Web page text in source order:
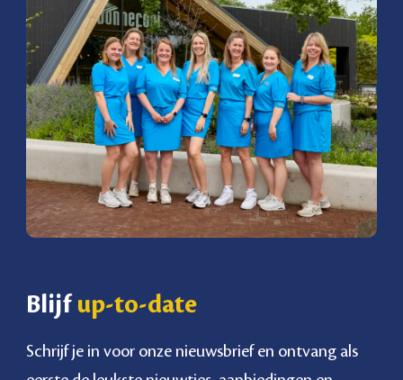
Blijf up-to-date
Schrijf je in voor onze nieuwsbrief en ontvang als